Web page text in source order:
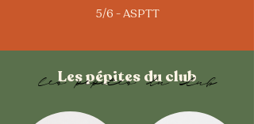
5/6 - ASPTT
Les pépites du club
les pepites du club